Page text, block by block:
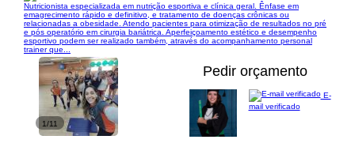
Nutricionista especializada em nutrição esportiva e clínica geral. Ênfase em
emagrecimento rápido e definitivo, e tratamento de doenças crônicas ou
relacionadas a obesidade. Atendo pacientes para otimização de resultados no pré
e pós operatório em cirurgia bariátrica. Aperfeiçoamento estético e desempenho
esportivo podem ser realizado também, através do acompanhamento personal
trainer que...
1/11
Pedir orçamento
E-
mail verificado